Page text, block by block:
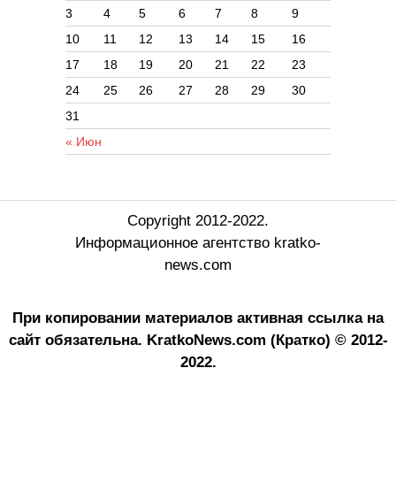
« Июн
3
4 5 6 7 8
9
10
11 12 13 14 15
16
17
18 19 20 21 22
23
24
25 26 27 28 29
30
31
Copyright 2012-2022.
Информационное агентство kratko-
news.com
При копировании материалов активная ссылка на
сайт обязательна. KratkoNews.com (Кратко) © 2012-
2022.